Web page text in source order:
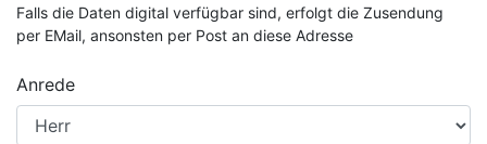
Falls die Daten digital verfügbar sind, erfolgt die Zusendung
per EMail, ansonsten per Post an diese Adresse
Anrede